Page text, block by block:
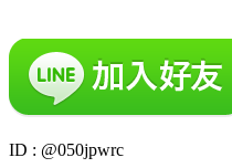
ID : @050jpwrc